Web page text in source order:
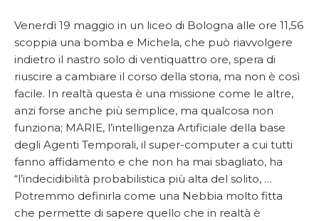
Venerdì 19 maggio in un liceo di Bologna alle ore 11,56
scoppia una bomba e Michela, che può riavvolgere
indietro il nastro solo di ventiquattro ore, spera di
riuscire a cambiare il corso della storia, ma non è così
facile. In realtà questa è una missione come le altre,
anzi forse anche più semplice, ma qualcosa non
funziona; MARIE, l’intelligenza Artificiale della base
degli Agenti Temporali, il super-computer a cui tutti
fanno affidamento e che non ha mai sbagliato, ha
“l’indecidibilità probabilistica più alta del solito, …
Potremmo definirla come una Nebbia molto fitta
che permette di sapere quello che in realtà è